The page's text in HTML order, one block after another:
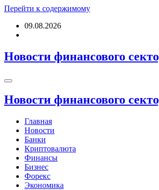
Перейти к содержимому
09.08.2026
Новости финансового
Новости финансового
Главная
Новости
Банки
Криптовалюта
Финансы
Бизнес
Форекс
Экономика